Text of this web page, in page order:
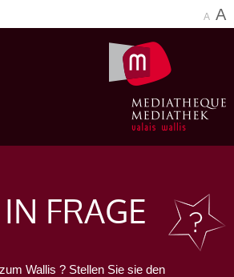
A A
IN FRAGE
Wallis ? Stellen Sie sie den